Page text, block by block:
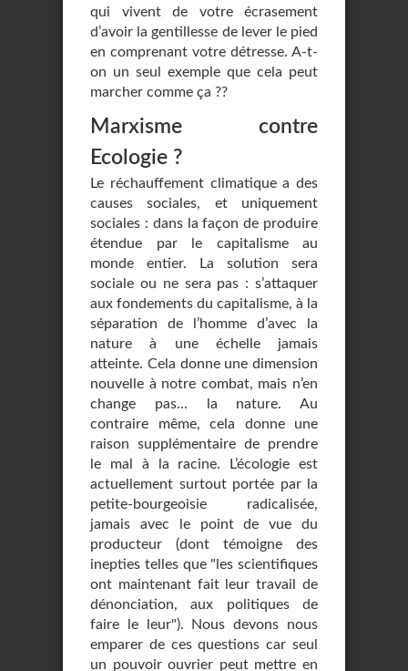
qui vivent de votre écrasement
d’avoir la gentillesse de lever le pied
en comprenant votre détresse. A-t-
on un seul exemple que cela peut
marcher comme ça ??
Marxisme contre
Ecologie ?
Le réchauffement climatique a des
causes sociales, et uniquement
sociales : dans la façon de produire
étendue par le capitalisme au
monde entier. La solution sera
sociale ou ne sera pas : s’attaquer
aux fondements du capitalisme, à la
séparation de l’homme d’avec la
nature à une échelle jamais
atteinte. Cela donne une dimension
nouvelle à notre combat, mais n’en
change pas... la nature. Au
contraire même, cela donne une
raison supplémentaire de prendre
le mal à la racine. L’écologie est
actuellement surtout portée par la
petite-bourgeoisie radicalisée,
jamais avec le point de vue du
producteur (dont témoigne des
inepties telles que "les scientifiques
ont maintenant fait leur travail de
dénonciation, aux politiques de
faire le leur"). Nous devons nous
emparer de ces questions car seul
un pouvoir ouvrier peut mettre en